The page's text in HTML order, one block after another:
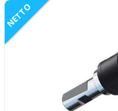
NETTO